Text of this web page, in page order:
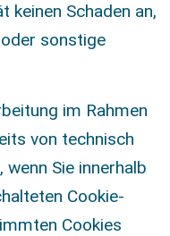
keinen Schaden an,
sonstige
im Rahmen
von technisch
Sie innerhalb
Cookie-
Cookies